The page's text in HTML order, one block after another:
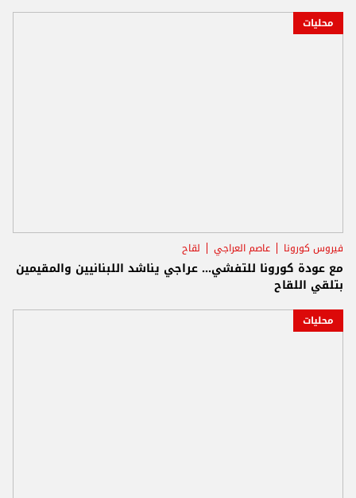
محليات
فيروس كورونا عاصم العراجي لقاح
مع عودة كورونا للتفشي... عراجي يناشد اللبنانيين والمقيمين
بتلقي اللقاح
محليات